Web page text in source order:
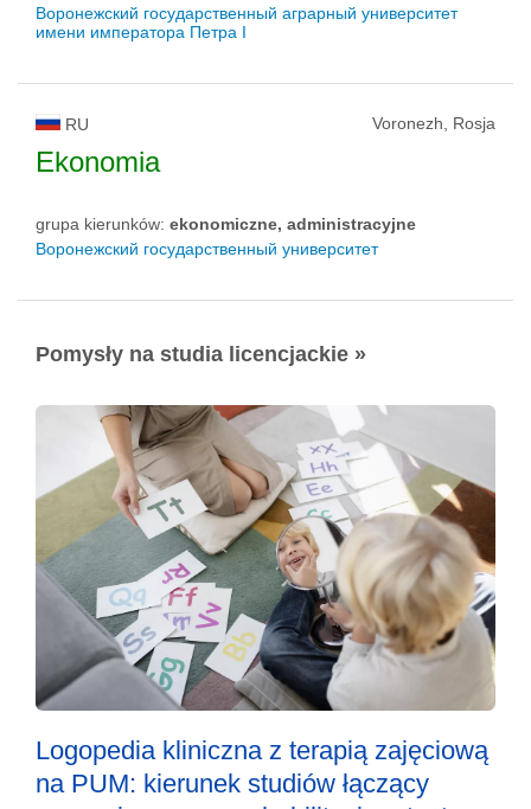
Воронежский государственный аграрный университет
имени императора Петра I
RU Voronezh, Rosja
Ekonomia
grupa kierunków: ekonomiczne, administracyjne
Воронежский государственный университет
Pomysły na studia licencjackie »
Logopedia kliniczna z terapią zajęciową
na PUM: kierunek studiów łączący